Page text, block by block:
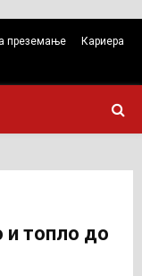
преземање Кариера
и топло до